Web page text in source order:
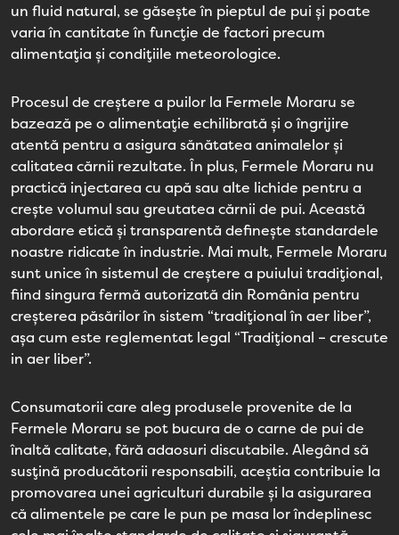
un fluid natural, se găsește în pieptul de pui și poate
varia în cantitate în funcție de factori precum
alimentația și condițiile meteorologice.
Procesul de creștere a puilor la Fermele Moraru se
bazează pe o alimentație echilibrată și o îngrijire
atentă pentru a asigura sănătatea animalelor și
calitatea cărnii rezultate. În plus, Fermele Moraru nu
practică injectarea cu apă sau alte lichide pentru a
crește volumul sau greutatea cărnii de pui. Această
abordare etică și transparentă definește standardele
noastre ridicate în industrie. Mai mult, Fermele Moraru
sunt unice în sistemul de creștere a puiului tradițional,
fiind singura fermă autorizată din România pentru
creșterea păsărilor în sistem “tradițional în aer liber”,
așa cum este reglementat legal “Tradițional – crescute
in aer liber”.
Consumatorii care aleg produsele provenite de la
Fermele Moraru se pot bucura de o carne de pui de
înaltă calitate, fără adaosuri discutabile. Alegând să
susțină producătorii responsabili, aceștia contribuie la
promovarea unei agriculturi durabile și la asigurarea
că alimentele pe care le pun pe masa lor îndeplinesc